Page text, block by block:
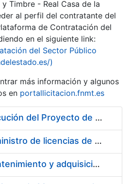
Timbre - Real Casa de la
al perfil del contratante del
de Contratación del
en el siguiente link:
del Sector Público
)
más información y algunos
en portallicitacion.fnmt.es
Servicio de Ejecución del Proyecto de Diseño, Construcción, Montaje, Desmontaje y Transporte de Stands para las diferentes Ferias Nacionales e Internacionales a celebrar durante 2020
Servicio de suministro de licencias de productos BES12
Servicio de mantenimiento y adquisición de las tapas automáticas HYGOLET instaladas en la FNMT-RCM de Madrid, y el suministro de rollos de plásticos originales